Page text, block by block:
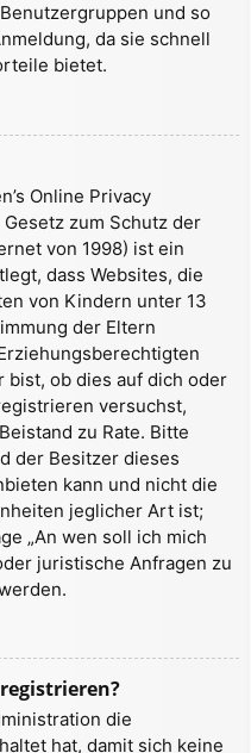
und so
da sie schnell
bietet.
Online Privacy
zum Schutz der
von 1998) ist ein
dass Websites, die
von Kindern unter 13
der Eltern
bist, ob dies auf dich oder
versuchst,
zu Rate. Bitte
der Besitzer dieses
kann und nicht die
jeglicher Art ist;
„An wen soll ich mich
juristische Anfragen zu
die
hat, damit sich keine